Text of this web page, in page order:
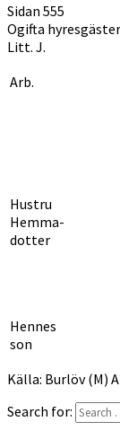
Sidan 555
Ogifta hyresgäster
Litt. J.
Arb.
Hustru
Hemma-
dotter
Hennes
son
Källa: Burlöv (M)
Search for: